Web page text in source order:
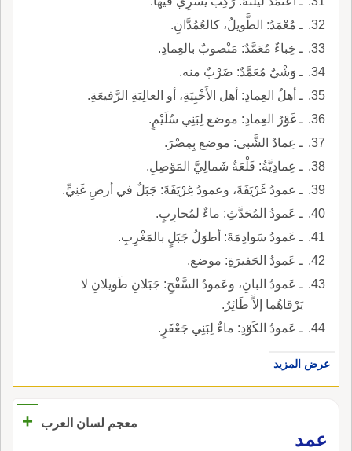
ـ مُعْمَدُ: الطَّويلُ، كالعُمُدَّانِ.
ـ خِباءٌ مُعَمَّدٌ: مَنْصوبٌ بالعِمادِ.
ـ وَشْيٌ مُعَمَّدٌ: ضَرْبٌ منه.
ـ أهلُ العِمادِ: أهل الأَخْبِيَةِ، أو العالِيَةِ الرَّفيعَةِ.
ـ غَوْرُ العِمادِ: موضع لِبَنِي سُلَيْمٍ.
ـ عِمادُ الشَّبى: موضع بِمِصْرَ.
ـ عِمادِيَّةُ: قَلْعَةٌ شَمالِيَّ المَوْصِلِ.
ـ عمودُ غَرْيَفَةَ، وعمودُ غِرْيَفَةَ: جَبَلٌ في أرضِ غَنِيٍّ.
ـ عَمودُ المُحَدَّثِ: ماءٌ لمُحارِبٍ.
ـ عَمودُ سَوادِمَةَ: أطوَلُ جَبَلٍ بالمَغْرِبِ.
ـ عَمودُ الحَفيرَةِ: موضع.
ـ عَمودُ البانِ، وعَمودُ السَّفْحِ: جَبَلانِ طَويلانِ لا
يَرْقاهُما إلاَّ طَائِرٌ.
ـ عَمودُ الكَوْدِ: ماءٌ لِبَنِي جَعْفَرٍ.
عرض المزيد
معجم لسان العرب
+
عمد